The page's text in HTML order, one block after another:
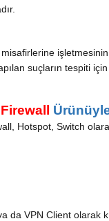
suçların tespiti
Hotspot, Switch
da VPN Client olarak